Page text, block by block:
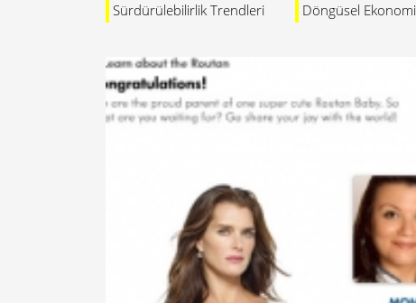
Sürdürülebilirlik Trendleri Döngüsel Ekonomi